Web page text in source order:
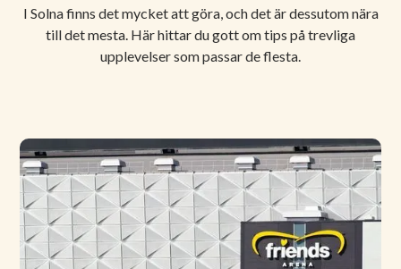
I Solna finns det mycket att göra, och det är dessutom nära
till det mesta. Här hittar du gott om tips på trevliga
upplevelser som passar de flesta.